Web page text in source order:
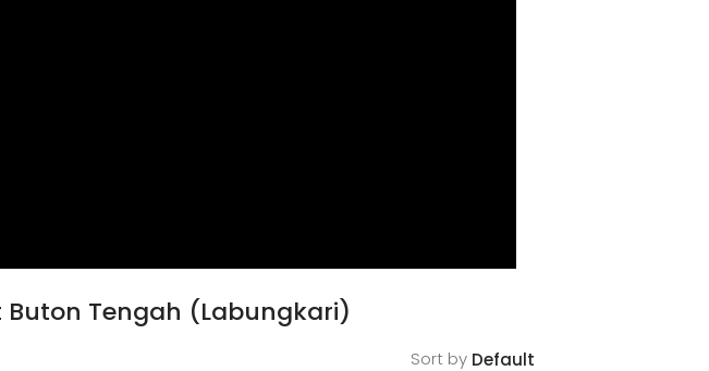
Buton Tengah (Labungkari)
Sort by